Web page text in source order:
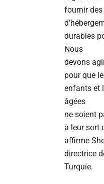
fournir
durables
Nous
devons
pour que
enfants et
âgées
ne soient
à leur sort
affirme
directrice
Turquie.